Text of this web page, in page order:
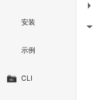
安装
示例
CLI
▶
▶